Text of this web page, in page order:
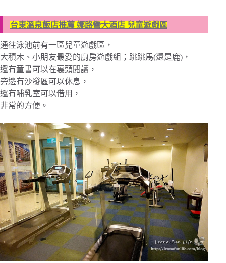
台東溫泉飯店推薦 娜路彎大酒店 兒童遊戲區
通往泳池前有一區兒童遊戲區，
大積木、小朋友最愛的廚房遊戲組；跳跳馬(還是鹿)，
還有童書可以在裏頭閱讀，
旁邊有沙發區可以休息，
還有哺乳室可以借用，
非常的方便。